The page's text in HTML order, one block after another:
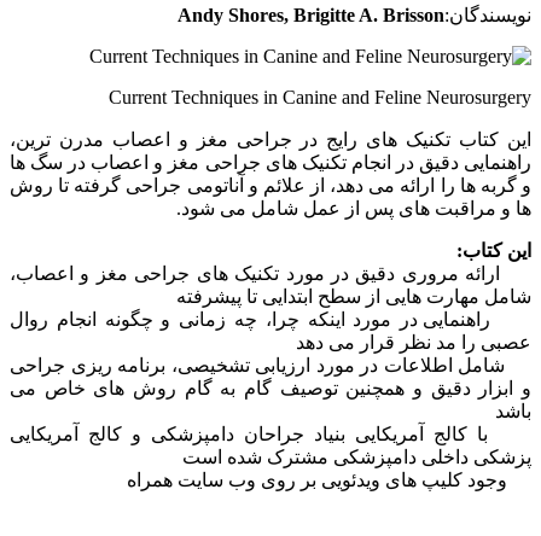
نویسندگان:‌Andy Shores, Brigitte A. Brisson
Current Techniques in Canine and Feline Neurosurgery
این کتاب تکنیک های رایج در جراحی مغز و اعصاب مدرن ترین،
راهنمایی دقیق در انجام تکنیک های جراحی مغز و اعصاب در سگ ها
و گربه ها را ارائه می دهد، از علائم و آناتومی جراحی گرفته تا روش
ها و مراقبت های پس از عمل شامل می شود.
این کتاب:
ارائه مروری دقیق در مورد تکنیک های جراحی مغز و اعصاب،
شامل مهارت هایی از سطح ابتدایی تا پیشرفته
راهنمایی در مورد اینکه چرا، چه زمانی و چگونه انجام روال
عصبی را مد نظر قرار می دهد
شامل اطلاعات در مورد ارزیابی تشخیصی، برنامه ریزی جراحی
و ابزار دقیق و همچنین توصیف گام به گام روش های خاص می
باشد
با کالج آمریکایی بنیاد جراحان دامپزشکی و کالج آمریکایی
پزشکی داخلی دامپزشکی مشترک شده است
وجود کلیپ های ویدئویی بر روی وب سایت همراه